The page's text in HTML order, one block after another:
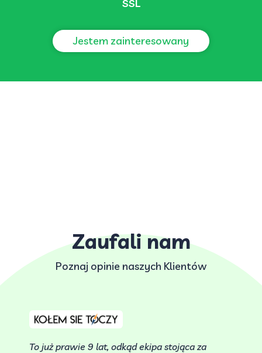
SSL
Jestem zainteresowany
Zaufali nam
Poznaj opinie naszych Klientów
To już prawie 9 lat, odkąd ekipa stojąca za